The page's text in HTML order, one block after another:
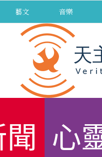
藝文 音樂
心